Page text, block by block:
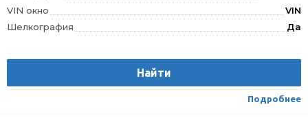
VIN окно
VIN
Шелкография
Да
Расположение
Спереди
Найти
Подробнее